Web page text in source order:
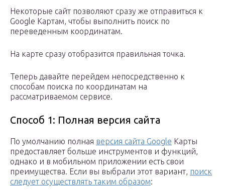
Некоторые сайт позволяют сразу же отправиться к
Google Картам, чтобы выполнить поиск по
переведенным координатам.
На карте сразу отобразится правильная точка.
Теперь давайте перейдем непосредственно к
способам поиска по координатам на
рассматриваемом сервисе.
Способ 1: Полная версия сайта
По умолчанию полная версия сайта Google Карты
предоставляет больше инструментов и функций,
однако и в мобильном приложении есть свои
преимущества. Если вы выбрали этот вариант, поиск
следует осуществлять таким образом: